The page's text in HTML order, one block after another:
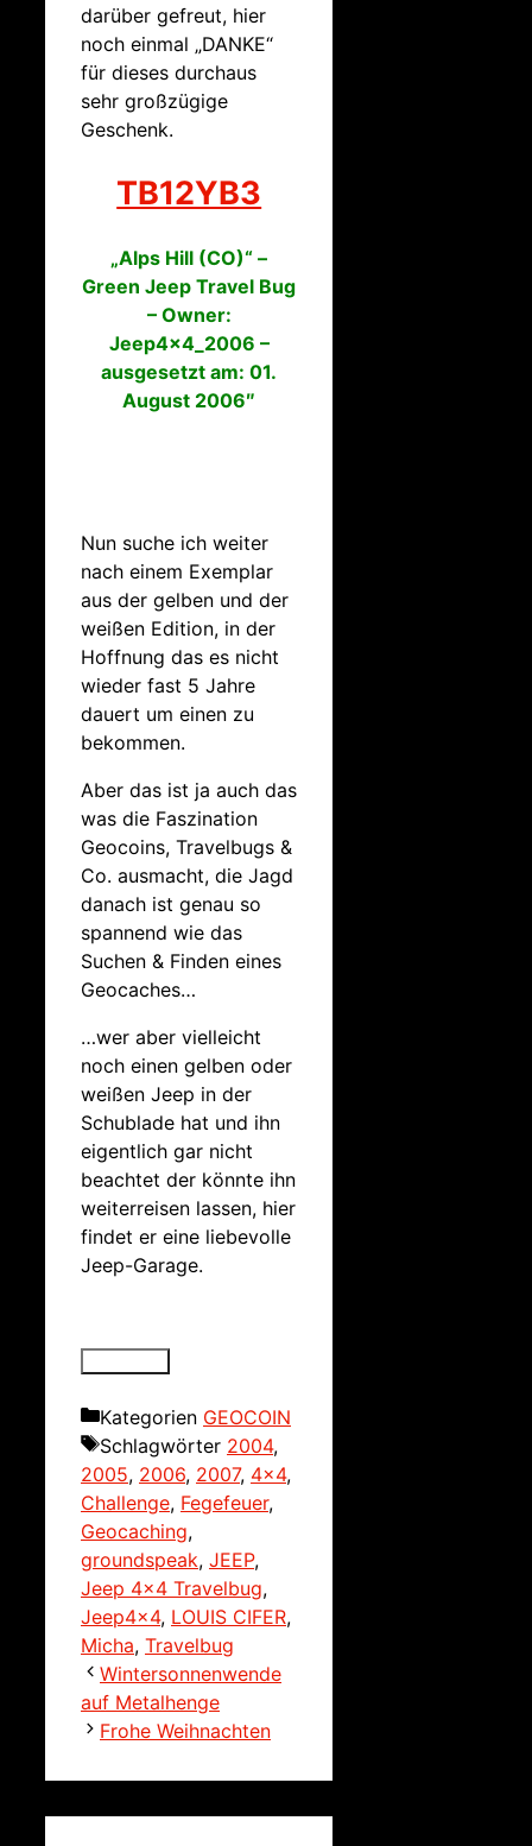
darüber gefreut, hier
noch einmal „DANKE“
für dieses durchaus
sehr großzügige
Geschenk.
TB12YB3
„Alps Hill (CO)“ –
Green Jeep Travel Bug
– Owner:
Jeep4x4_2006 –
ausgesetzt am: 01.
August 2006″
Nun suche ich weiter
nach einem Exemplar
aus der gelben und der
weißen Edition, in der
Hoffnung das es nicht
wieder fast 5 Jahre
dauert um einen zu
bekommen.
Aber das ist ja auch das
was die Faszination
Geocoins, Travelbugs &
Co. ausmacht, die Jagd
danach ist genau so
spannend wie das
Suchen & Finden eines
Geocaches…
…wer aber vielleicht
noch einen gelben oder
weißen Jeep in der
Schublade hat und ihn
eigentlich gar nicht
beachtet der könnte ihn
weiterreisen lassen, hier
findet er eine liebevolle
Jeep-Garage.
Kategorien GEOCOIN
Schlagwörter 2004,
2005, 2006, 2007, 4x4,
Challenge, Fegefeuer,
Geocaching,
groundspeak, JEEP,
Jeep 4x4 Travelbug,
Jeep4x4, LOUIS CIFER,
Micha, Travelbug
Wintersonnenwende
auf Metalhenge
Frohe Weihnachten